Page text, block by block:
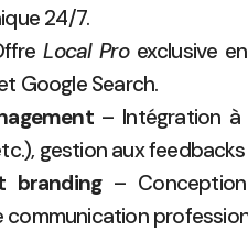
24/7.
Local Proexclusive
Google Search.
– Intégration à
gestion aux
branding– Conception